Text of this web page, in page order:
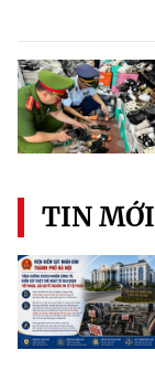
TIN